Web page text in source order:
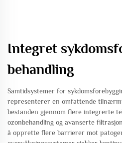
Integret
behandling
Samtidsystemer for
representerer en omfattende
bestanden gjennom flere integrerte
ozonbehandling og avanserte
å opprette flere barrierer mot